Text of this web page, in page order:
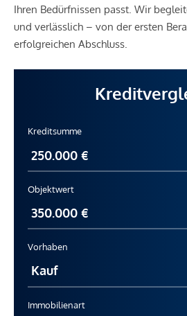
Ihren Bedürfnissen passt. Wir
und verlässlich – von der ersten
erfolgreichen Abschluss.
Kreditsumme
Objektwert
Vorhaben
Immobilienart